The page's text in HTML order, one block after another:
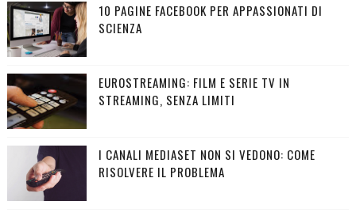
10 PAGINE FACEBOOK PER APPASSIONATI DI
SCIENZA
EUROSTREAMING: FILM E SERIE TV IN
STREAMING, SENZA LIMITI
I CANALI MEDIASET NON SI VEDONO: COME
RISOLVERE IL PROBLEMA